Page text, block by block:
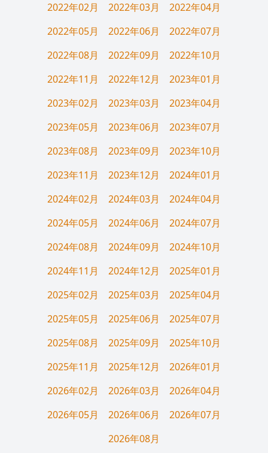
2022年02月
2022年03月
2022年04月
2022年05月
2022年06月
2022年07月
2022年08月
2022年09月
2022年10月
2022年11月
2022年12月
2023年01月
2023年02月
2023年03月
2023年04月
2023年05月
2023年06月
2023年07月
2023年08月
2023年09月
2023年10月
2023年11月
2023年12月
2024年01月
2024年02月
2024年03月
2024年04月
2024年05月
2024年06月
2024年07月
2024年08月
2024年09月
2024年10月
2024年11月
2024年12月
2025年01月
2025年02月
2025年03月
2025年04月
2025年05月
2025年06月
2025年07月
2025年08月
2025年09月
2025年10月
2025年11月
2025年12月
2026年01月
2026年02月
2026年03月
2026年04月
2026年05月
2026年06月
2026年07月
2026年08月